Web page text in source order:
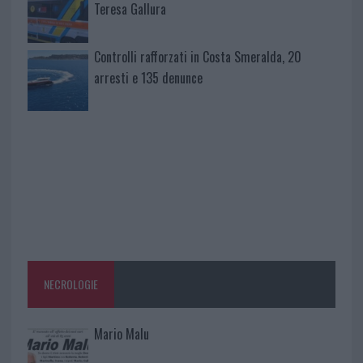
Teresa Gallura
Controlli rafforzati in Costa Smeralda, 20
arresti e 135 denunce
NECROLOGIE
Mario Malu